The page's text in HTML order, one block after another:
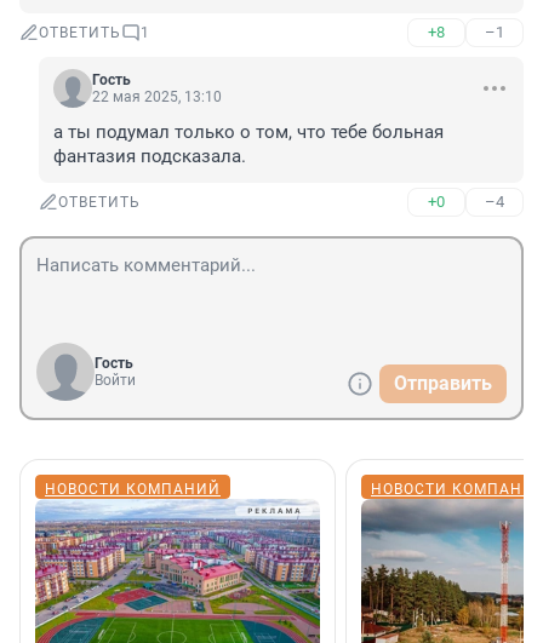
ОТВЕТИТЬ 1 +8 –1
Гость
22 мая 2025, 13:10
а ты подумал только о том, что тебе больная
фантазия подсказала.
ОТВЕТИТЬ +0 –4
Гость
Войти
Отправить
НОВОСТИ КОМПАНИЙ НОВОСТИ